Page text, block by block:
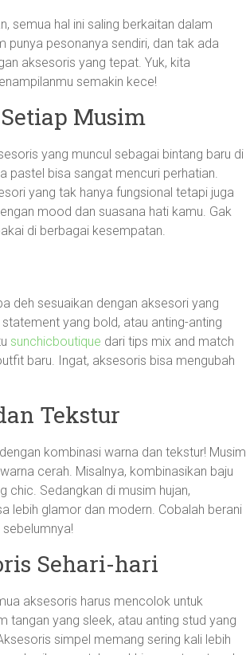
semua hal ini saling berkaitan dalam
punya pesonanya sendiri, dan tak ada
aksesoris yang tepat. Yuk, kita
semakin kece!
Musim
yang muncul sebagai bintang baru di
pastel bisa sangat mencuri perhatian.
yang tak hanya fungsional tetapi juga
mood dan suasana hati kamu. Gak
di berbagai kesempatan.
deh sesuaikan dengan aksesori yang
yang bold, atau anting-anting
sunchicboutique dari tips mix and match
baru. Ingat, aksesoris bisa mengubah
Tekstur
kombinasi warna dan tekstur! Musim
cerah. Misalnya, kombinasikan baju
chic. Sedangkan di musim hujan,
lebih glamor dan modern. Cobalah berani
Sehari-hari
aksesoris harus mencolok untuk
tangan yang sleek, atau anting stud yang
simpel memang sering kali lebih